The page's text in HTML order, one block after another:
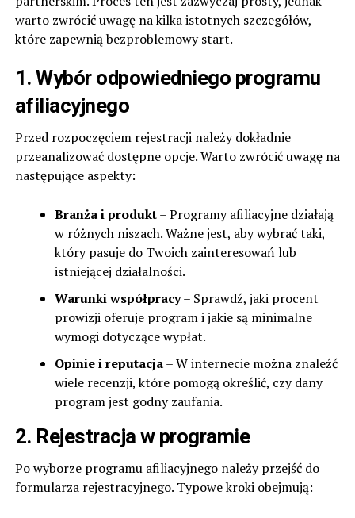
warto zwrócić uwagę na kilka istotnych szczegółów,
które zapewnią bezproblemowy start.
1. Wybór odpowiedniego programu
afiliacyjnego
Przed rozpoczęciem rejestracji należy dokładnie
przeanalizować dostępne opcje. Warto zwrócić uwagę na
następujące aspekty:
Branża i produkt– Programy afiliacyjne działają
w różnych niszach. Ważne jest, aby wybrać taki,
który pasuje do Twoich zainteresowań lub
istniejącej działalności.
Warunki współpracy– Sprawdź, jaki procent
prowizji oferuje program i jakie są minimalne
wymogi dotyczące wypłat.
Opinie i reputacja– W internecie można znaleźć
wiele recenzji, które pomogą określić, czy dany
program jest godny zaufania.
2. Rejestracja w programie
Po wyborze programu afiliacyjnego należy przejść do
formularza rejestracyjnego. Typowe kroki obejmują: